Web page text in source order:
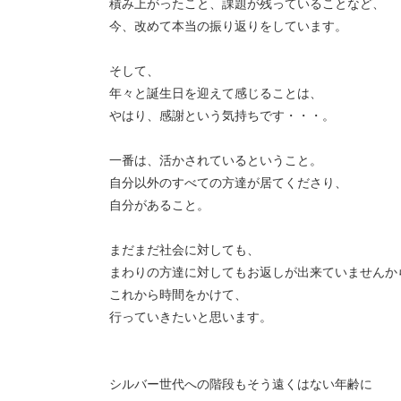
今、改めて本当の振り返りをしています。
そして、
年々と誕生日を迎えて感じることは、
やはり、感謝という気持ちです・・・。
一番は、活かされているということ。
自分以外のすべての方達が居てくださり、
自分があること。
まだまだ社会に対しても、
まわりの方達に対してもお返しが出来ていませんか
これから時間をかけて、
行っていきたいと思います。
シルバー世代への階段もそう遠くはない年齢に